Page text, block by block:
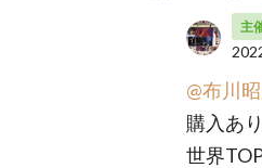
主
@布川
購入あ
世界